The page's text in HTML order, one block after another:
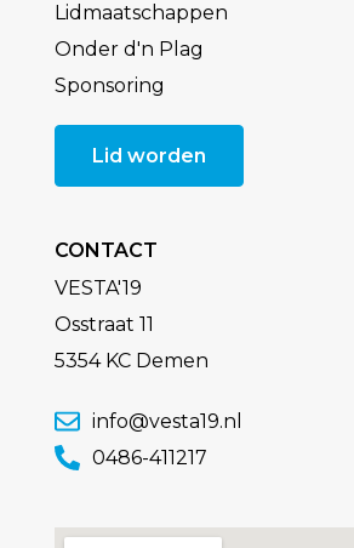
Lidmaatschappen
Onder d'n Plag
Sponsoring
Lid worden
CONTACT
VESTA'19
Osstraat 11
5354 KC Demen
info@vesta19.nl
0486-411217